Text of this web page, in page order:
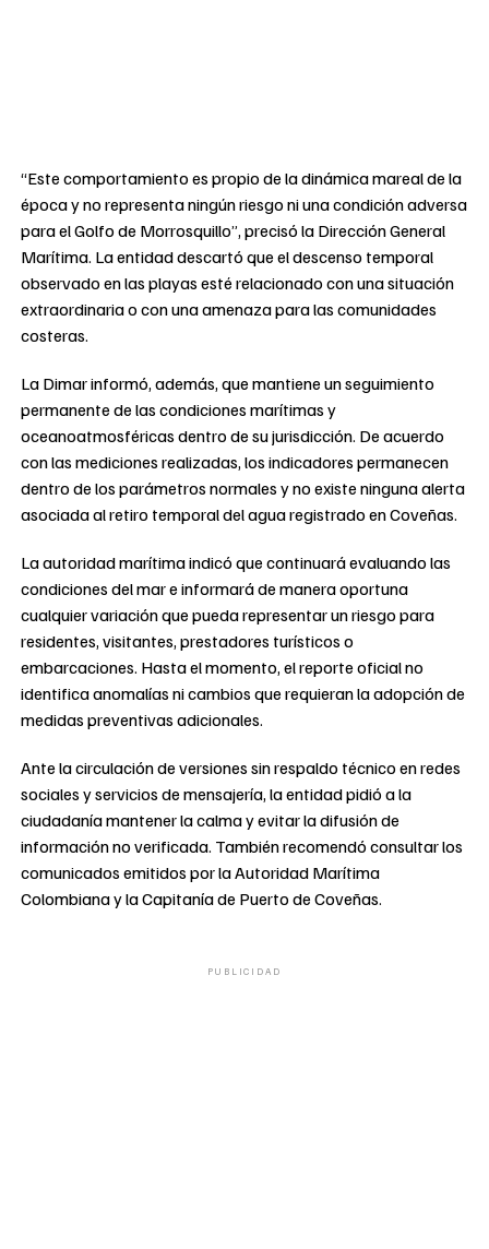
“Este comportamiento es propio de la dinámica mareal de la
época y no representa ningún riesgo ni una condición adversa
para el Golfo de Morrosquillo”, precisó la Dirección General
Marítima. La entidad descartó que el descenso temporal
observado en las playas esté relacionado con una situación
extraordinaria o con una amenaza para las comunidades
costeras.
La Dimar informó, además, que mantiene un seguimiento
permanente de las condiciones marítimas y
oceanoatmosféricas dentro de su jurisdicción. De acuerdo
con las mediciones realizadas, los indicadores permanecen
dentro de los parámetros normales y no existe ninguna alerta
asociada al retiro temporal del agua registrado en Coveñas.
La autoridad marítima indicó que continuará evaluando las
condiciones del mar e informará de manera oportuna
cualquier variación que pueda representar un riesgo para
residentes, visitantes, prestadores turísticos o
embarcaciones. Hasta el momento, el reporte oficial no
identifica anomalías ni cambios que requieran la adopción de
medidas preventivas adicionales.
Ante la circulación de versiones sin respaldo técnico en redes
sociales y servicios de mensajería, la entidad pidió a la
ciudadanía mantener la calma y evitar la difusión de
información no verificada. También recomendó consultar los
comunicados emitidos por la Autoridad Marítima
Colombiana y la Capitanía de Puerto de Coveñas.
PUBLICIDAD